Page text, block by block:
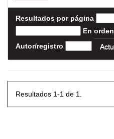
Resultados por página
En orden
Autor/registro
Resultados 1-1 de 1.